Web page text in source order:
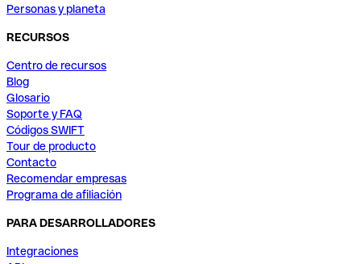
Personas y planeta
RECURSOS
Centro de recursos
Blog
Glosario
Soporte y FAQ
Códigos SWIFT
Tour de producto
Contacto
Recomendar empresas
Programa de afiliación
PARA DESARROLLADORES
Integraciones